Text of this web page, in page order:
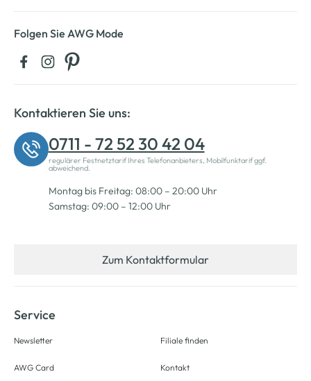
Folgen Sie AWG Mode
Kontaktieren Sie uns:
0711 - 72 52 30 42 04
regulärer Festnetztarif Ihres Telefonanbieters, Mobilfunktarif ggf.
abweichend.
Montag bis Freitag: 08:00 – 20:00 Uhr
Samstag: 09:00 – 12:00 Uhr
Zum Kontaktformular
Service
Newsletter
AWG Card
Filiale finden
Kontakt